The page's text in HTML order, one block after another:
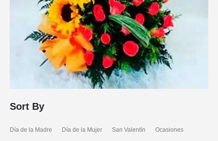
Sort By
Día de la Madre Día de la Mujer San Valentín Ocasiones